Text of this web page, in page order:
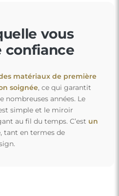
vous
confiance
matériaux de première
soignée, ce qui garantit
nombreuses années. Le
simple et le miroir
au fil du temps. C’est un
tant en termes de